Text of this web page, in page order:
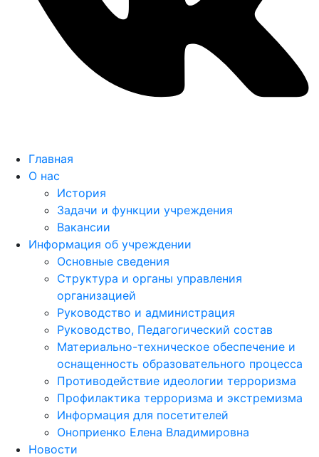
Главная
О нас
История
Задачи и функции учреждения
Вакансии
Информация об учреждении
Основные сведения
Структура и органы управления
организацией
Руководство и администрация
Руководство, Педагогический состав
Материально-техническое обеспечение и
оснащенность образовательного процесса
Противодействие идеологии терроризма
Профилактика терроризма и экстремизма
Информация для посетителей
Оноприенко Елена Владимировна
Новости